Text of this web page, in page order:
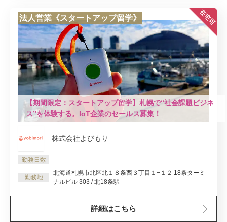
【期間限定：スタートアップ留学】札幌で“社会課題ビジネ
ス”を体験する。IoT企業のセールス募集！
株式会社よびもり
勤務日数
勤務地
北海道札幌市北区北１８条西３丁目１−１２ 18条ターミ
ナルビル 303 / 北18条駅
詳細はこちら
法人営業《スタートアップ留学》